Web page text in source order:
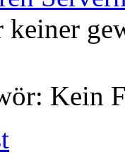
keiner
Kein